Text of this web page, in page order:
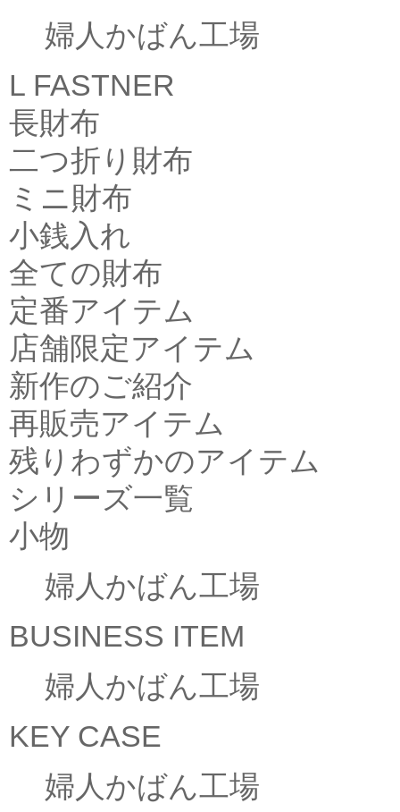
婦人かばん工場
L FASTNER
長財布
二つ折り財布
ミニ財布
小銭入れ
全ての財布
定番アイテム
店舗限定アイテム
新作のご紹介
再販売アイテム
残りわずかのアイテム
シリーズ一覧
小物
婦人かばん工場
BUSINESS ITEM
婦人かばん工場
KEY CASE
婦人かばん工場